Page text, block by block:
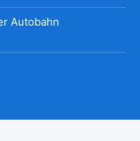
Autobahn